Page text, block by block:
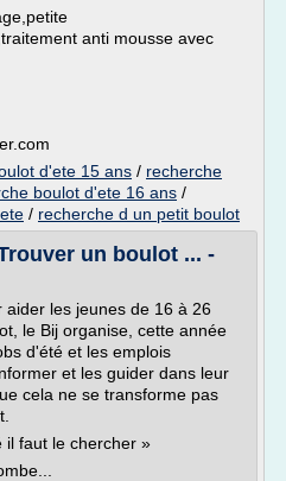
anti mousse avec
d'ete 15 ans / recherche
boulot d'ete 16 ans /
/ recherche d un petit boulot
un boulot ... -
les jeunes de 16 à 26
le Bij organise, cette année
d'été et les emplois
et les guider dans leur
cela ne se transforme pas
il faut le chercher »